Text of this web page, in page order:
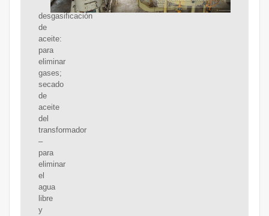
desgasificación
de
aceite:
para
eliminar
gases;
secado
de
aceite
del
transformador
–
para
eliminar
el
agua
libre
y